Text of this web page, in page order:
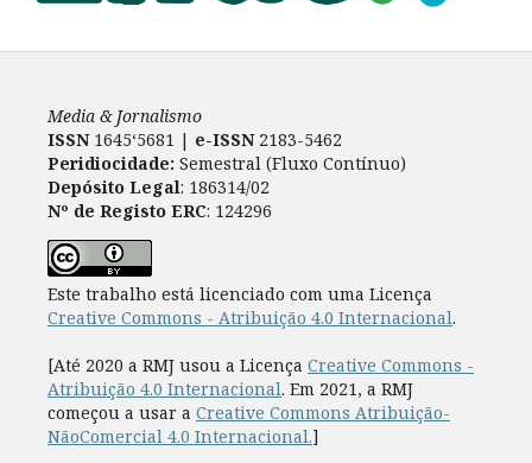
Media & Jornalismo
ISSN 1645‘5681 | e-ISSN2183-5462
Peridiocidade: Semestral (Fluxo Contínuo)
Depósito Legal: 186314/02
Nº de Registo ERC: 124296
Este trabalho está licenciado com uma Licença
Creative Commons - Atribuição 4.0 Internacional.
[Até 2020 a RMJ usou a Licença Creative Commons -
Atribuição 4.0 Internacional. Em 2021, a RMJ
começou a usar a Creative Commons Atribuição-
NãoComercial 4.0 Internacional.]